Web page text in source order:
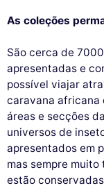
As coleções
São cerca de
apresentadas e
possível viajar
caravana africana
áreas e secções
universos de
apresentados em
mas sempre
estão